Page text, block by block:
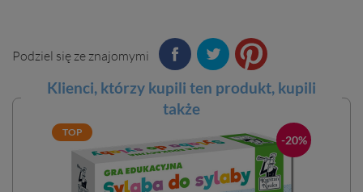
Podziel się ze znajomymi
Klienci, którzy kupili ten produkt, kupili
także
TOP
-20%